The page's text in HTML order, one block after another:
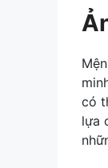
có
lựa